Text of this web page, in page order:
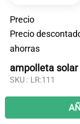
Precio
Precio
ahorras
ampolleta
SKU : LR:111